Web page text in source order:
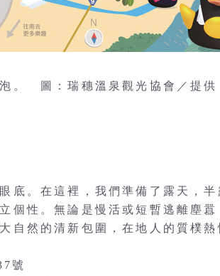
。 圖：瑞穗溫泉觀光協會／提供
底。在這裡，我們準備了露天，半
個性。無論是慢活或短暫逃離塵
自然的清新包圍，在地人的質樸熱
號